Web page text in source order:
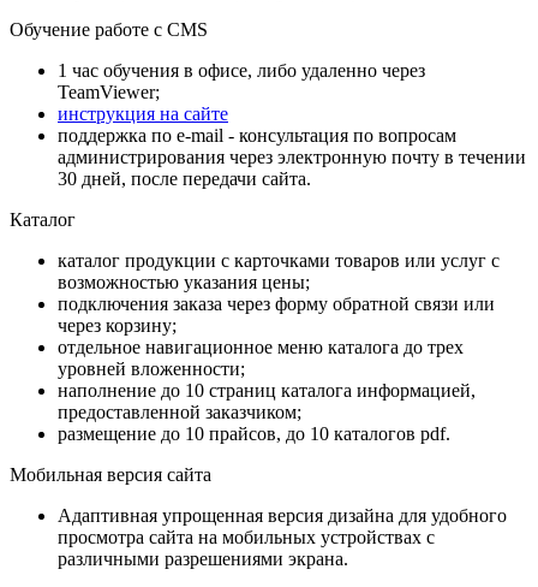
Обучение работе с CMS
1 час обучения в офисе, либо удаленно через
TeamViewer;
инструкция на сайте
поддержка по e-mail - консультация по вопросам
администрирования через электронную почту в течении
30 дней, после передачи сайта.
Каталог
каталог продукции с карточками товаров или услуг с
возможностью указания цены;
подключения заказа через форму обратной связи или
через корзину;
отдельное навигационное меню каталога до трех
уровней вложенности;
наполнение до 10 страниц каталога информацией,
предоставленной заказчиком;
размещение до 10 прайсов, до 10 каталогов pdf.
Мобильная версия сайта
Адаптивная упрощенная версия дизайна для удобного
просмотра сайта на мобильных устройствах с
различными разрешениями экрана.